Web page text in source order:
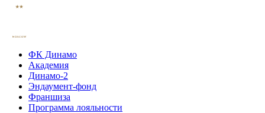
ФК Динамо
Академия
Динамо-2
Эндаумент-фонд
Франшиза
Программа лояльности